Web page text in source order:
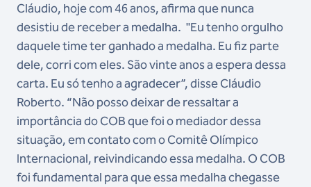
Cláudio, hoje com 46 anos, afirma que nunca
desistiu de receber a medalha. "Eu tenho orgulho
daquele time ter ganhado a medalha. Eu fiz parte
dele, corri com eles. São vinte anos a espera dessa
carta. Eu só tenho a agradecer”, disse Cláudio
Roberto. “Não posso deixar de ressaltar a
importância do COB que foi o mediador dessa
situação, em contato com o Comitê Olímpico
Internacional, reivindicando essa medalha. O COB
foi fundamental para que essa medalha chegasse